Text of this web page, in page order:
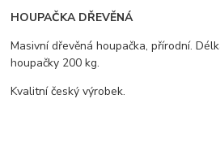
HOUPAČKA DŘEVĚNÁ
Masivní dřevěná houpačka, přírodní.
houpačky 200 kg.
Kvalitní český výrobek.